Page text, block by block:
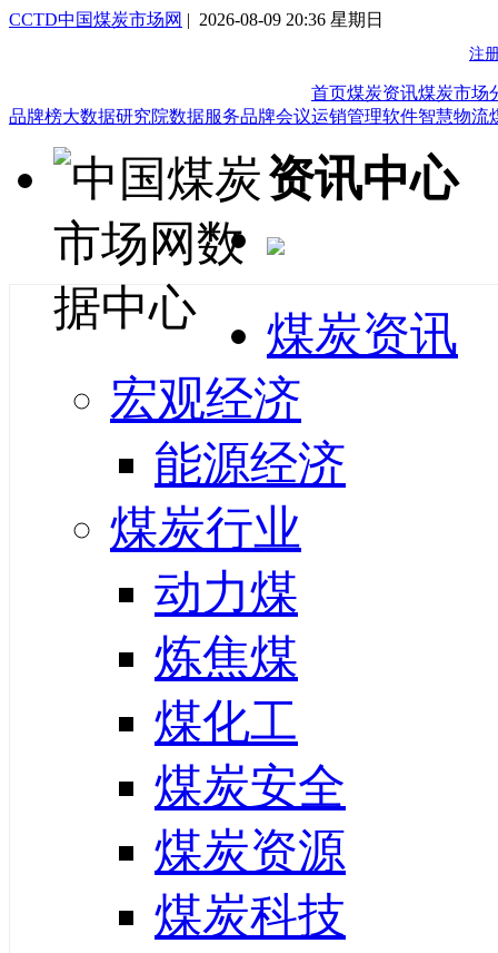
CCTD中国煤炭市场网 | 2026-08-09 20:36 星期日
首页煤炭资讯煤炭市场
品牌榜大数据研究院数据服务品牌会议运销管理软件智慧物流
资讯中心
煤炭资讯
宏观经济
能源经济
煤炭行业
动力煤
炼焦煤
煤化工
煤炭安全
煤炭资源
煤炭科技